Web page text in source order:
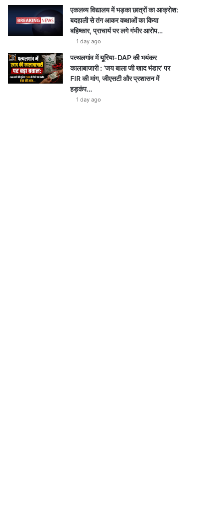
एकलव्य विद्यालय में भड़का छात्रों का आक्रोश:
बदहाली से तंग आकर कक्षाओं का किया
बहिष्कार, प्राचार्य पर लगे गंभीर आरोप…
1 day ago
पत्थलगांव में यूरिया-DAP की भयंकर
कालाबाजारी : ‘जय बाला जी खाद भंडार’ पर
FIR की मांग, जीएसटी और प्रशासन में
हड़कंप…
1 day ago